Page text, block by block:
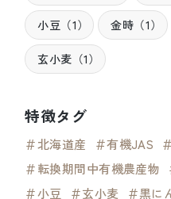
小豆（1） 金時（1）
玄小麦（1）
特徴タグ
＃北海道産 ＃有機JAS
＃転換期間中有機農産物
＃小豆
＃玄小麦 ＃黒に